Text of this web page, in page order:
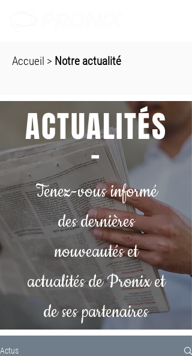
Accueil > Notre actualité
ACTUALITÉS
-
Tenez-vous informé
des dernières
nouveautés et
actualités de Pronix et
de ses partenaires
Actus